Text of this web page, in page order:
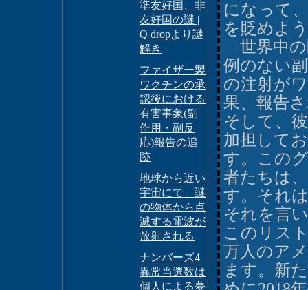
準友好国、非
友好国の謎 |
Q dropより謎
解き
ファイザー製
ワクチンの承
認後における
有害事象(副
作用・副反
応)報告の追
跡
地球から近い
宇宙にて、謎
の物体から点
滅する電波が
放射される
ナンバーズ4
異常当選数は
個人による夢
になって
を貶めよ
世界中の
例のない
の注射が
果、報告
そして、
加担して
す。この
者たちは
す。それ
それを言
このリス
万人のア
ます。新